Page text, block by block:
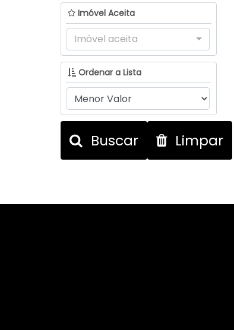
Imóvel Aceita
Imóvel aceita
Ordenar a Lista
Buscar Limpar